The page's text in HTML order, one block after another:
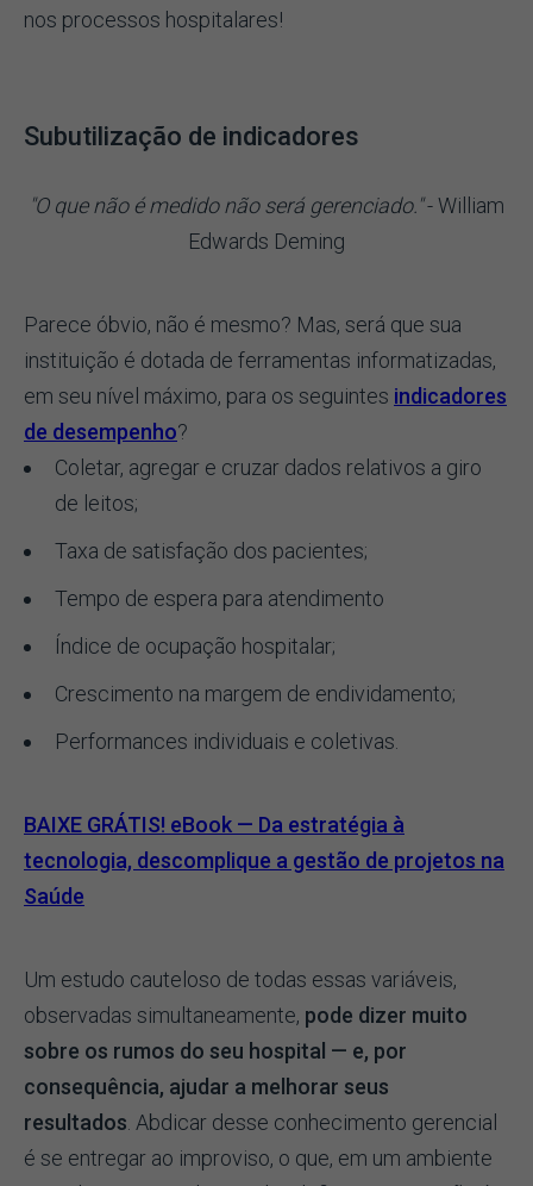
nos processos hospitalares!
Subutilização de indicadores
"O que não é medido não será gerenciado."- William
Edwards Deming
Parece óbvio, não é mesmo? Mas, será que sua
instituição é dotada de ferramentas informatizadas,
em seu nível máximo, para os seguintes indicadores
de desempenho?
Coletar, agregar e cruzar dados relativos a giro
de leitos;
Taxa de satisfação dos pacientes;
Tempo de espera para atendimento
Índice de ocupação hospitalar;
Crescimento na margem de endividamento;
Performances individuais e coletivas.
BAIXE GRÁTIS! eBook — Da estratégia à
tecnologia, descomplique a gestão de projetos na
Saúde
Um estudo cauteloso de todas essas variáveis,
observadas simultaneamente, pode dizer muito
sobre os rumos do seu hospital — e, por
consequência, ajudar a melhorar seus
resultados . Abdicar desse conhecimento gerencial
é se entregar ao improviso, o que, em um ambiente